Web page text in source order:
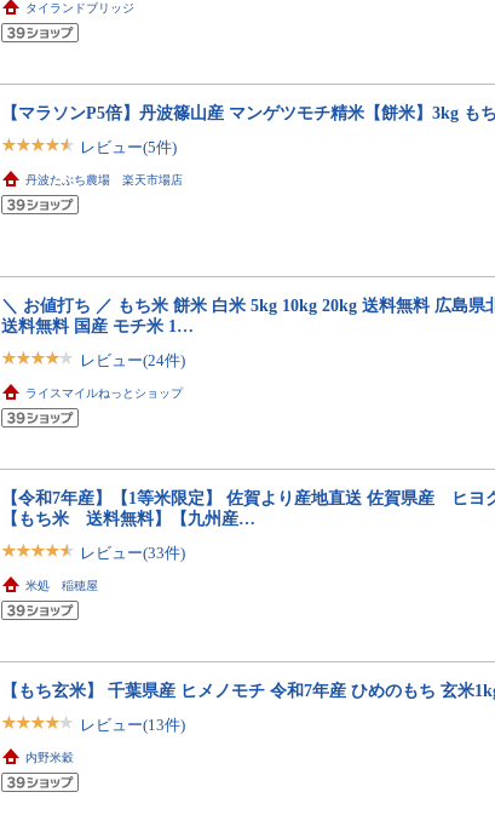
タイランドブリッジ
【マラソンP5倍】丹波篠山産 マンゲツモチ精米【餅米】3kg も
レビュー(5件)
丹波たぶち農場 楽天市場店
＼ お値打ち ／ もち米 餅米 白米 5kg 10kg 20kg 送料無料 広島県
送料無料 国産 モチ米 1…
レビュー(24件)
ライスマイルねっとショップ
【令和7年産】【1等米限定】 佐賀より産地直送 佐賀県産 ヒヨ
【もち米 送料無料】【九州産…
レビュー(33件)
米処 稲穂屋
【もち玄米】 千葉県産 ヒメノモチ 令和7年産 ひめのもち 玄米
レビュー(13件)
内野米穀